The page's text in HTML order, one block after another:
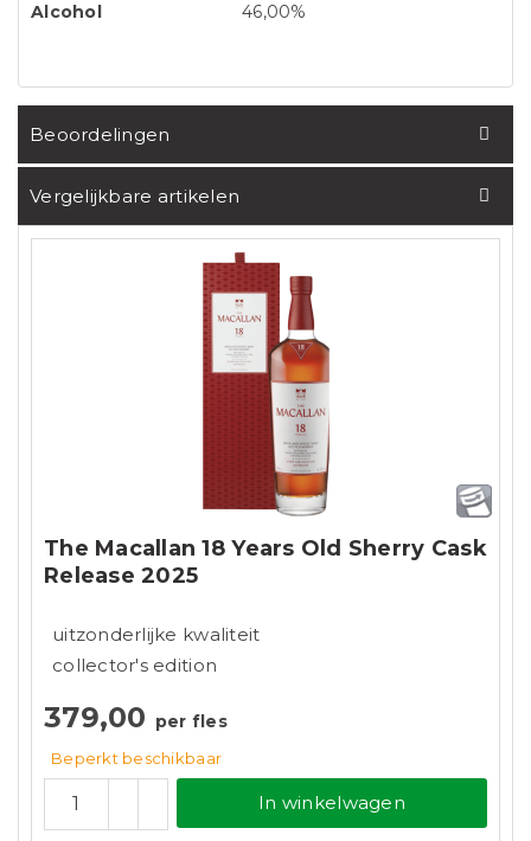
Alcohol
46,00%
Beoordelingen
Vergelijkbare artikelen
The Macallan 18 Years Old Sherry Cask
Release 2025
uitzonderlijke kwaliteit
collector's edition
379,00 per fles
Beperkt beschikbaar
In winkelwagen